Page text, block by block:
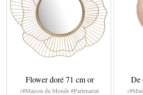
Flower doré 71 cm or
(#Maison du Monde #Partenariat
De